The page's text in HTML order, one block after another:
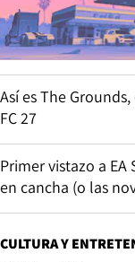
Así es The
FC 27
Primer vistazo a EA
en cancha (o las
CULTURA Y